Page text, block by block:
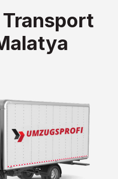
Transport